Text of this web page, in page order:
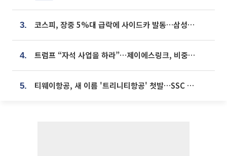
3. 코스피, 장중 5%대 급락에 사이드카 발동…삼성·SK 동반 폭락
4. 트럼프 “자석 사업을 하라”…제이에스링크, 비중국 영구자석 공급망 구축 속도
5. 티웨이항공, 새 이름 '트리니티항공' 첫발…SSC 전략 본격화